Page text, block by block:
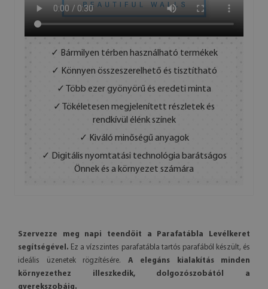
✓ Bármilyen térben használható termékek
✓ Könnyen összeszerelhető és tisztítható
✓ Több ezer gyönyörű és eredeti minta
✓ Tökéletesen megjelenített részletek és
rendkívül élénk színek
✓ Kiváló minőségű anyagok
✓ Digitális nyomtatási technológia barátságos
Önnek és a környezet számára
Szervezze meg napi teendőit a Parafatábla Levélkeret
segítségével. Ez a vízszintes parafatábla tartós parafából készült, és
ideális üzenetek rögzítésére. A elegáns kialakítás minden
környezethez illeszkedik, dolgozószobától a
gyerekszobáig.